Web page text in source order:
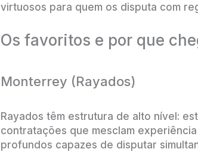
virtuosos para quem os disputa com
Os favoritos e por que
Monterrey (Rayados)
Rayados têm estrutura de alto nível:
contratações que mesclam
profundos capazes de disputar